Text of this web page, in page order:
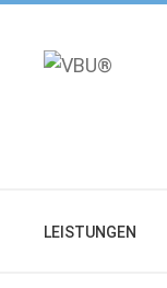
springen
LEISTUNGEN